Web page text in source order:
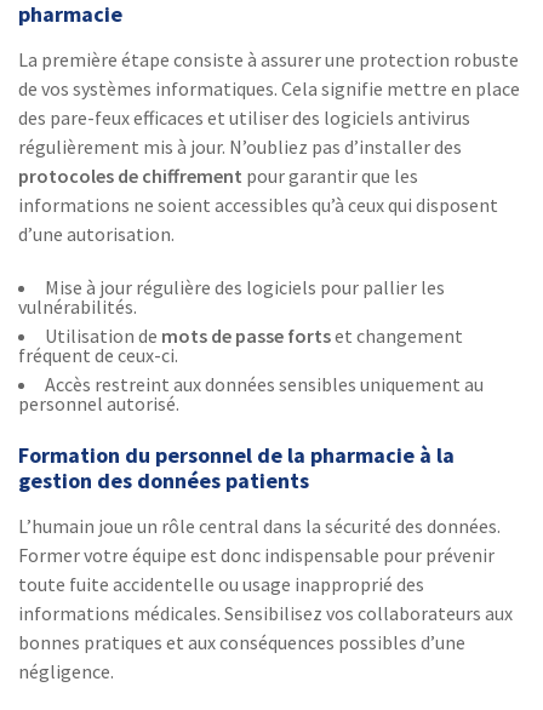
pharmacie
La première étape consiste à assurer une protection robuste
de vos systèmes informatiques. Cela signifie mettre en place
des pare-feux efficaces et utiliser des logiciels antivirus
régulièrement mis à jour. N’oubliez pas d’installer des
protocoles de chiffrement pour garantir que les
informations ne soient accessibles qu’à ceux qui disposent
d’une autorisation.
Mise à jour régulière des logiciels pour pallier les
vulnérabilités.
Utilisation de mots de passe fortset changement
fréquent de ceux-ci.
Accès restreint aux données sensibles uniquement au
personnel autorisé.
Formation du personnel de la pharmacie à la
gestion des données patients
L’humain joue un rôle central dans la sécurité des données.
Former votre équipe est donc indispensable pour prévenir
toute fuite accidentelle ou usage inapproprié des
informations médicales. Sensibilisez vos collaborateurs aux
bonnes pratiques et aux conséquences possibles d’une
négligence.